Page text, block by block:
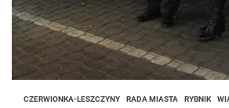
CZERWIONKA-LESZCZYNY RADA MIASTA RYBNIK